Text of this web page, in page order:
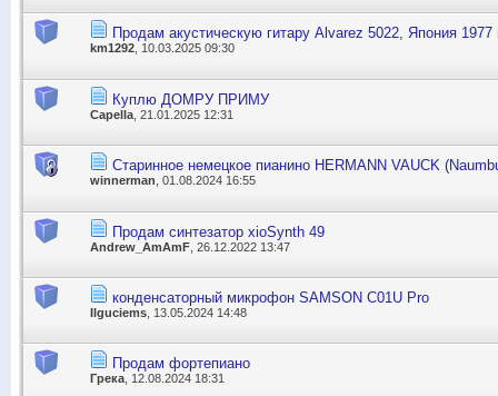
Продам акустическую гитару Alvarez 5022, Япония 1977
km1292 , 10.03.2025 09:30
Куплю ДОМРУ ПРИМУ
Capella , 21.01.2025 12:31
Старинное немецкое пианино HERMANN VAUCK
winnerman , 01.08.2024 16:55
Продам синтезатор xioSynth 49
Andrew_AmAmF , 26.12.2022 13:47
конденсаторный микрофон SAMSON C01U Pro
Ilguciems , 13.05.2024 14:48
Продам фортепиано
Грека, 12.08.2024 18:31